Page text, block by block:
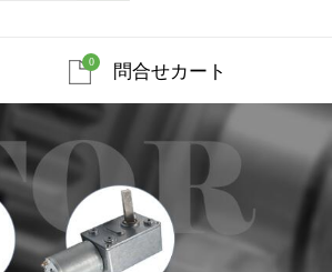
問合せカート
0